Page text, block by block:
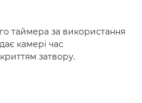
таймера за використання
камері час
затвору.